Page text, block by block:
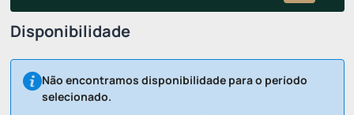
Disponibilidade
Não encontramos disponibilidade para o período
selecionado.